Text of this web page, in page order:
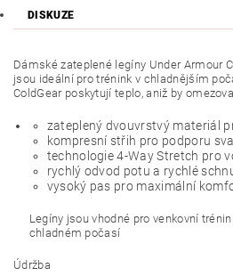
DISKUZE
Dámské zateplené legíny Under Armour
jsou ideální pro trénink v chladnějším
ColdGear poskytují teplo, aniž by
zateplený dvouvrstvý materiál
kompresní střih pro podporu
technologie 4-Way Stretch pro
rychlý odvod potu a rychlé
vysoký pas pro maximální
Legíny jsou vhodné pro venkovní
chladném počasí
Údržba